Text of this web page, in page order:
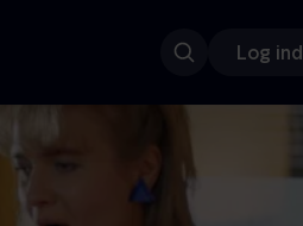
Log ind